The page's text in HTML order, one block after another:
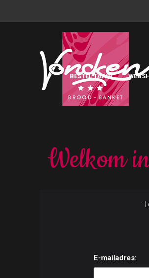
BESTEL TAART
Welkom
E-mailadres: